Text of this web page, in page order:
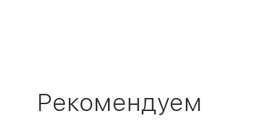
Рекомендуем